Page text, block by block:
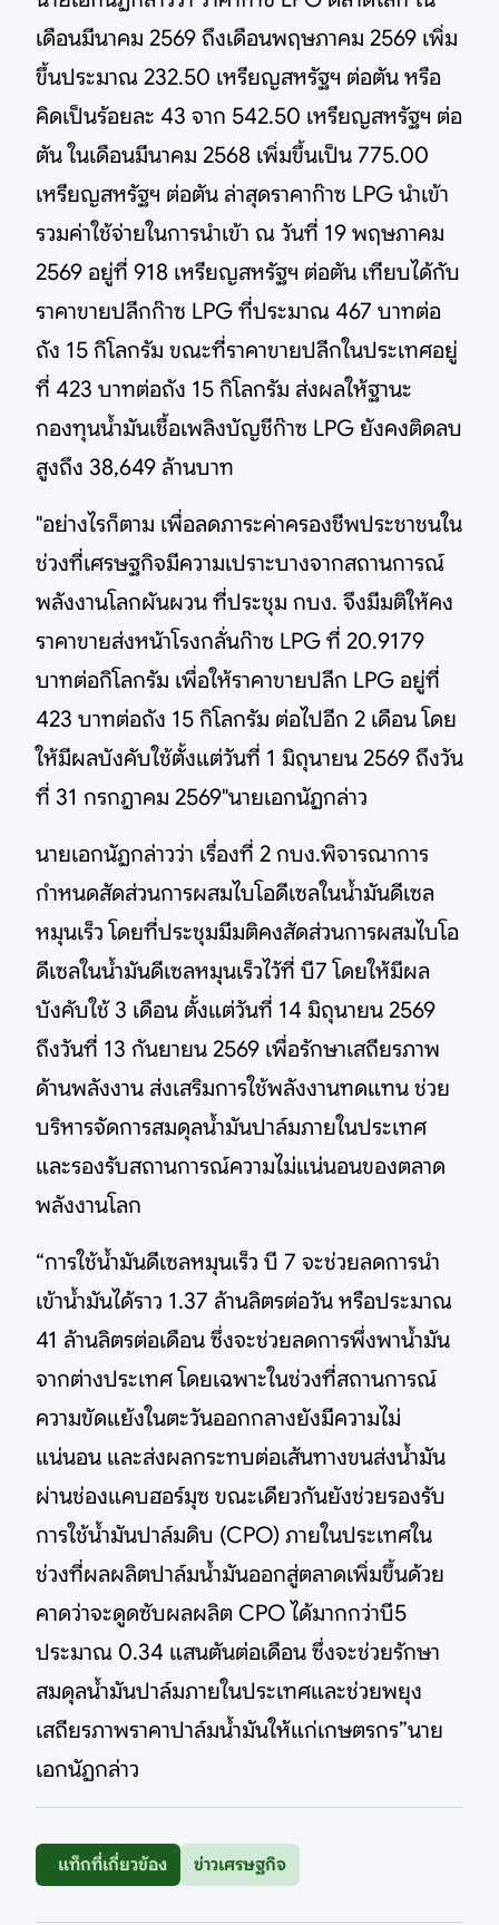
เดือนมีนาคม 2569 ถึงเดือนพฤษภาคม 2569 เพิ่ม
ขึ้นประมาณ 232.50 เหรียญสหรัฐฯ ต่อตัน หรือ
คิดเป็นร้อยละ 43 จาก 542.50 เหรียญสหรัฐฯ ต่อ
ตัน ในเดือนมีนาคม 2568 เพิ่มขึ้นเป็น 775.00
เหรียญสหรัฐฯ ต่อตัน ล่าสุดราคาก๊าซ LPG นำเข้า
รวมค่าใช้จ่ายในการนำเข้า ณ วันที่ 19 พฤษภาคม
2569 อยู่ที่ 918 เหรียญสหรัฐฯ ต่อตัน เทียบได้กับ
ราคาขายปลีกก๊าซ LPG ที่ประมาณ 467 บาทต่อ
ถัง 15 กิโลกรัม ขณะที่ราคาขายปลีกในประเทศอยู่
ที่ 423 บาทต่อถัง 15 กิโลกรัม ส่งผลให้ฐานะ
กองทุนน้ำมันเชื้อเพลิงบัญชีก๊าซ LPG ยังคงติดลบ
สูงถึง 38,649 ล้านบาท
"อย่างไรก็ตาม เพื่อลดภาระค่าครองชีพประชาชนใน
ช่วงที่เศรษฐกิจมีความเปราะบางจากสถานการณ์
พลังงานโลกผันผวน ที่ประชุม กบง. จึงมีมติให้คง
ราคาขายส่งหน้าโรงกลั่นก๊าซ LPG ที่ 20.9179
บาทต่อกิโลกรัม เพื่อให้ราคาขายปลีก LPG อยู่ที่
423 บาทต่อถัง 15 กิโลกรัม ต่อไปอีก 2 เดือน โดย
ให้มีผลบังคับใช้ตั้งแต่วันที่ 1 มิถุนายน 2569 ถึงวัน
ที่ 31 กรกฎาคม 2569"นายเอกนัฏกล่าว
นายเอกนัฏกล่าวว่า เรื่องที่ 2 กบง.พิจารณาการ
กำหนดสัดส่วนการผสมไบโอดีเซลในน้ำมันดีเซล
หมุนเร็ว โดยที่ประชุมมีมติคงสัดส่วนการผสมไบโอ
ดีเซลในน้ำมันดีเซลหมุนเร็วไว้ที่ บี7 โดยให้มีผล
บังคับใช้ 3 เดือน ตั้งแต่วันที่ 14 มิถุนายน 2569
ถึงวันที่ 13 กันยายน 2569 เพื่อรักษาเสถียรภาพ
ด้านพลังงาน ส่งเสริมการใช้พลังงานทดแทน ช่วย
บริหารจัดการสมดุลน้ำมันปาล์มภายในประเทศ
และรองรับสถานการณ์ความไม่แน่นอนของตลาด
พลังงานโลก
“การใช้น้ำมันดีเซลหมุนเร็ว บี 7 จะช่วยลดการนำ
เข้าน้ำมันได้ราว 1.37 ล้านลิตรต่อวัน หรือประมาณ
41 ล้านลิตรต่อเดือน ซึ่งจะช่วยลดการพึ่งพาน้ำมัน
จากต่างประเทศ โดยเฉพาะในช่วงที่สถานการณ์
ความขัดแย้งในตะวันออกกลางยังมีความไม่
แน่นอน และส่งผลกระทบต่อเส้นทางขนส่งน้ำมัน
ผ่านช่องแคบฮอร์มุซ ขณะเดียวกันยังช่วยรองรับ
การใช้น้ำมันปาล์มดิบ (CPO) ภายในประเทศใน
ช่วงที่ผลผลิตปาล์มน้ำมันออกสู่ตลาดเพิ่มขึ้นด้วย
คาดว่าจะดูดซับผลผลิต CPO ได้มากกว่าบี5
ประมาณ 0.34 แสนตันต่อเดือน ซึ่งจะช่วยรักษา
สมดุลน้ำมันปาล์มภายในประเทศและช่วยพยุง
เสถียรภาพราคาปาล์มน้ำมันให้แก่เกษตรกร”นาย
เอกนัฏกล่าว
แท็กที่เกี่ยวข้อง ข่าวเศรษฐกิจ